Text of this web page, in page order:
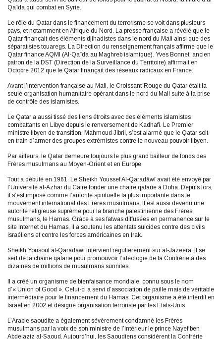
Qaïda qui combat en Syrie.
Le rôle du Qatar dans le financement du terrorisme se voit dans plusieurs
pays, et notamment en Afrique du Nord. La presse française a révélé que le
Qatar finançait des éléments djihadistes dans le nord du Mali ainsi que des
séparatistes touaregs. La Direction du renseignement français affirme que le
Qatar finance AQMI (Al-Qaïda au Maghreb islamique). Yves Bonnet, ancien
patron de la DST (Direction de la Surveillance du Territoire) affirmait en
Octobre 2012 que le Qatar finançait des réseaux radicaux en France.
Avant l’intervention française au Mali, le Croissant-Rouge du Qatar était la
seule organisation humanitaire opérant dans le nord du Mali suite à la prise
de contrôle des islamistes.
Le Qatar a aussi tissé des liens étroits avec des éléments islamistes
combattants en Libye depuis le renversement de Kadhafi. Le Premier
ministre libyen de transition, Mahmoud Jibril, s’est alarmé que le Qatar soit
en train d’armer des groupes extrémistes contre le nouveau pouvoir libyen.
Par ailleurs, le Qatar demeure toujours le plus grand bailleur de fonds des
Frères musulmans au Moyen-Orient et en Europe.
Tout a débuté en 1961. Le Sheikh Youssef Al-Qaradâwî avait été envoyé par
l’Université al-Azhar du Caire fonder une chaire qatarie à Doha. Depuis lors,
il s’est imposé comme l’autorité spirituelle la plus importante dans le
mouvement international des Frères musulmans. Il est aussi devenu une
autorité religieuse suprême pour la branche palestinienne des Frères
musulmans, le Hamas. Grâce à ses fatwas diffusées en permanence sur le
site Internet du Hamas, il a soutenu les attentats suicides contre des civils
israéliens et contre les forces américaines en Irak.
Sheikh Yousouf al-Qaradawi intervient régulièrement sur al-Jazeera. Il se
sert de la chaine qatarie pour promouvoir l’idéologie de la Confrérie à des
dizaines de millions de musulmans sunnites.
Il a créé un organisme de bienfaisance mondiale, connu sous le nom
d’« Union of Good ». Celui-ci a servi d’association de paille mais de véritable
intermédiaire pour le financement du Hamas. Cet organisme a été interdit en
Israël en 2002 et désigné organisation terroriste par les Etats-Unis.
L’Arabie saoudite a également sévèrement condamné les Frères
musulmans par la voix de son ministre de l’Intérieur le prince Nayef ben
Abdelaziz al-Saoud. Aujourd’hui, les Saoudiens considèrent la Confrérie